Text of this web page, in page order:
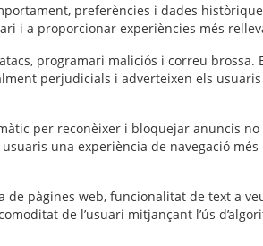
preferències i dades
i a proporcionar experiències més
programari maliciós i correu brossa.
perjudicials i adverteixen els
per reconèixer i bloquejar anuncis
una experiència de navegació
de pàgines web, funcionalitat de text a
de l’usuari mitjançant l’ús